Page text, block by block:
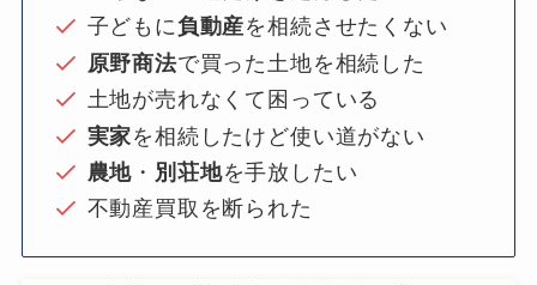
子どもに負動産を相続させたくない
原野商法で買った土地を相続した
土地が売れなくて困っている
実家を相続したけど使い道がない
農地 ・ 別荘地を手放したい
不動産買取を断られた